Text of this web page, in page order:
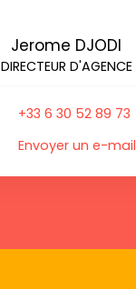
Jerome DJODI
DIRECTEUR D'AGENCE
+33 6 30 52 89 73
Envoyer un e-mail